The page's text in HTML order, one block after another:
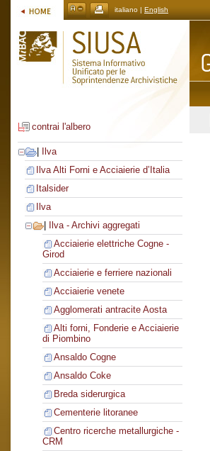
italiano | English
contrai l'albero
Ilva
Ilva Alti Forni e Acciaierie d’Italia
Italsider
Ilva
Ilva - Archivi aggregati
Acciaierie elettriche Cogne -
Girod
Acciaierie e ferriere nazionali
Acciaierie venete
Agglomerati antracite Aosta
Alti forni, Fonderie e Acciaierie
di Piombino
Ansaldo Cogne
Ansaldo Coke
Breda siderurgica
Cementerie litoranee
Centro ricerche metallurgiche -
CRM